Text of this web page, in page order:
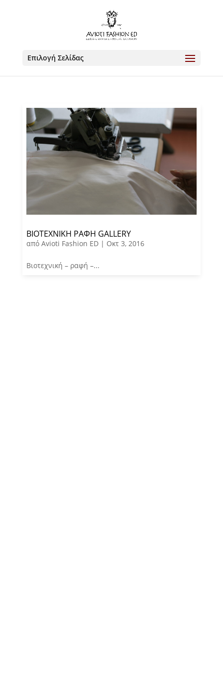
Επιλογή Σελίδας
ΒΙΟΤΕΧΝΙΚΉ ΡΑΦΉ GALLERY
από Avioti Fashion ED| Οκτ 3, 2016
Βιοτεχνική – ραφή –...